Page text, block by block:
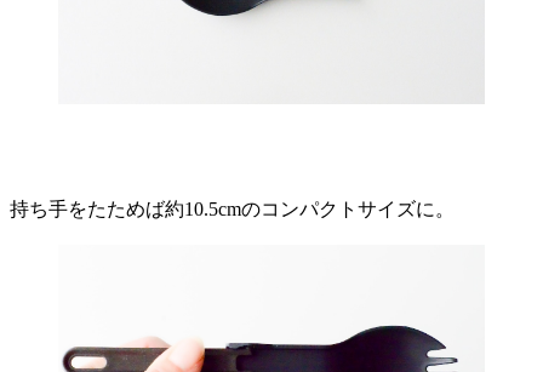
持ち手をたためば約10.5cmのコンパクトサイズに。